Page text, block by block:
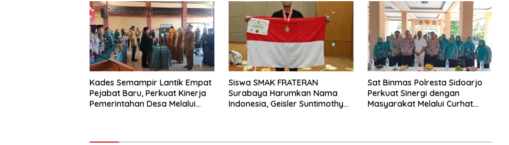
Kades Semampir Lantik Empat
Pejabat Baru, Perkuat Kinerja
Pemerintahan Desa Melalui
Siswa SMAK FRATERAN
Surabaya Harumkan Nama
Indonesia, Geisler Suntimothy
Sat Binmas Polresta Sidoarjo
Perkuat Sinergi dengan
Masyarakat Melalui Curhat